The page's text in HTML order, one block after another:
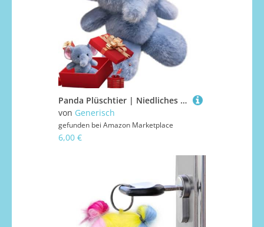
Panda Plüschtier | Niedliches Tierfigur Kuschelkissen Puppe | Dekorative Puppe für Kinder und Mädchen - Geburtstagsgeschenk
von Generisch
gefunden bei Amazon Marketplace
6,00 €